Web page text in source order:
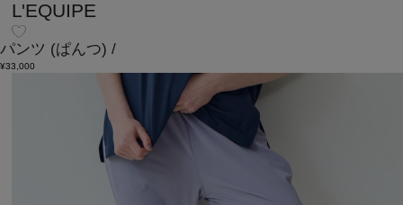
L'EQUIPE
パンツ (ぱんつ) /
¥33,000